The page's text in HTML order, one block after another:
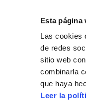
Esta página
Las cookies
de redes
sitio web
combinarla
que haya
Leer la
MANU